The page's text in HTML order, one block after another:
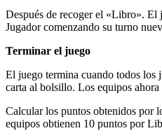
Después de recoger el «Libro».
Jugador comenzando su turno
Terminar el juego
El juego termina cuando todos los
carta al bolsillo. Los equipos
Calcular los puntos obtenidos por
equipos obtienen 10 puntos por